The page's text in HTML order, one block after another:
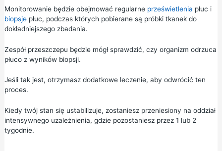
Monitorowanie będzie obejmować regularne prześwietlenia płuc i
biopsjepłuc, podczas których pobierane są próbki tkanek do
dokładniejszego zbadania.
Zespół przeszczepu będzie mógł sprawdzić, czy organizm odrzuca
płuco z wyników biopsji.
Jeśli tak jest, otrzymasz dodatkowe leczenie, aby odwrócić ten
proces.
Kiedy twój stan się ustabilizuje, zostaniesz przeniesiony na oddział
intensywnego uzależnienia, gdzie pozostaniesz przez 1 lub 2
tygodnie.